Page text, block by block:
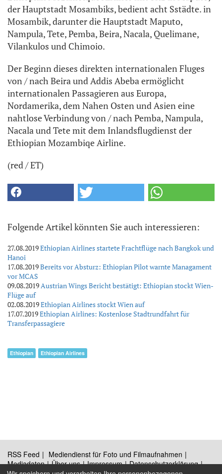
der Hauptstadt Mosambiks, bedient acht Sstädte. in
Mosambik, darunter die Hauptstadt Maputo,
Nampula, Tete, Pemba, Beira, Nacala, Quelimane,
Vilankulos und Chimoio.
Der Beginn dieses direkten internationalen Fluges
von / nach Beira und Addis Abeba ermöglicht
internationalen Passagieren aus Europa,
Nordamerika, dem Nahen Osten und Asien eine
nahtlose Verbindung von / nach Pemba, Nampula,
Nacala und Tete mit dem Inlandsflugdienst der
Ethiopian Mozambiqe Airline.
(red / ET)
Folgende Artikel könnten Sie auch interessieren:
27.08.2019Ethiopian Airlines startete Frachtflüge nach Bangkok und
Hanoi
17.08.2019Bereits vor Absturz: Ethiopian Pilot warnte Managament
vor MCAS
09.08.2019Austrian Wings Bericht bestätigt: Ethiopian stockt Wien-
Flüge auf
02.08.2019Ethiopian Airlines stockt Wien auf
17.07.2019Ethiopian Airlines: Kostenlose Stadtrundfahrt für
Transferpassagiere
Ethiopian Ethiopian Airlines
RSS Feed
Mediendienst für Foto und Filmaufnahmen
Mediadaten
Über uns Impressum
Datenschutzerklärung